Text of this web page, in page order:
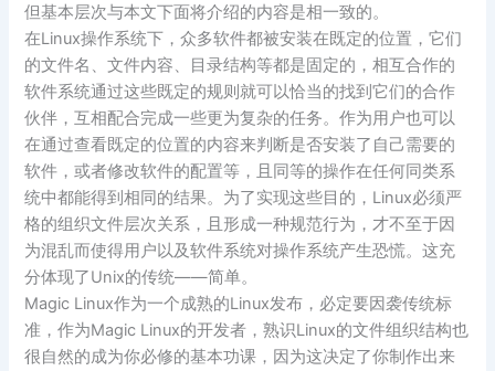
但基本层次与本文下面将介绍的内容是相一致的。
在Linux操作系统下，众多软件都被安装在既定的位置，它们
的文件名、文件内容、目录结构等都是固定的，相互合作的
软件系统通过这些既定的规则就可以恰当的找到它们的合作
伙伴，互相配合完成一些更为复杂的任务。作为用户也可以
在通过查看既定的位置的内容来判断是否安装了自己需要的
软件，或者修改软件的配置等，且同等的操作在任何同类系
统中都能得到相同的结果。为了实现这些目的，Linux必须严
格的组织文件层次关系，且形成一种规范行为，才不至于因
为混乱而使得用户以及软件系统对操作系统产生恐慌。这充
分体现了Unix的传统——简单。
Magic Linux作为一个成熟的Linux发布，必定要因袭传统标
准，作为Magic Linux的开发者，熟识Linux的文件组织结构也
很自然的成为你必修的基本功课，因为这决定了你制作出来